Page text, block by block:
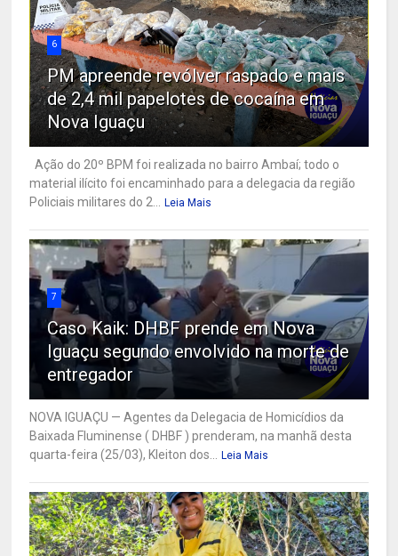
6
PM apreende revólver raspado e mais
de 2,4 mil papelotes de cocaína em
Nova Iguaçu
Ação do 20º BPM foi realizada no bairro Ambaí; todo o
material ilícito foi encaminhado para a delegacia da região
Policiais militares do 2...
Leia Mais
7
Caso Kaik: DHBF prende em Nova
Iguaçu segundo envolvido na morte de
entregador
NOVA IGUAÇU — Agentes da Delegacia de Homicídios da
Baixada Fluminense ( DHBF ) prenderam, na manhã desta
quarta-feira (25/03), Kleiton dos...
Leia Mais